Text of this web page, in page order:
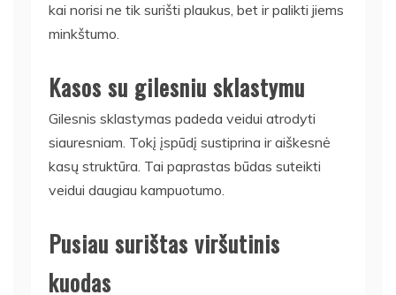
kai norisi ne tik surišti plaukus, bet ir palikti jiems
minkštumo.
Kasos su gilesniu sklastymu
Gilesnis sklastymas padeda veidui atrodyti
siauresniam. Tokį įspūdį sustiprina ir aiškesnė
kasų struktūra. Tai paprastas būdas suteikti
veidui daugiau kampuotumo.
Pusiau surištas viršutinis
kuodas